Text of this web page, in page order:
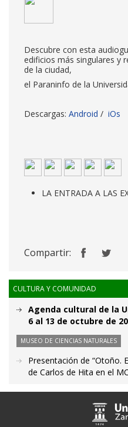
Descubre con esta
edificios más singulares y
de la ciudad,
el Paraninfo de la
Descargas: Android / iOs
LA ENTRADA A LAS
Compartir:
CULTURA Y COMUNIDAD
Agenda cultural de la
6 al 13 de octubre de
MUSEO DE CIENCIAS NATURALES
Presentación de “Otoño.
de Carlos de Hita en el